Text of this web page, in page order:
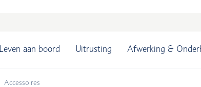
Leven aan boord Uitrusting Afwerking &
Accessoires